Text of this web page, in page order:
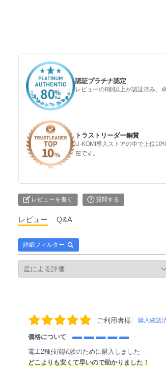
認証プラチナ認定
レビューの8割以上が認証済み。
トラストリーダー銅賞
U-KOMI導入ストアの中で上位
在です。
レビューを書く 質問する
レビュー Q&A
詳細フィルター
ご利用者様 購入確認
価格について
電工2種技能試験のために購入しました
どこよりも安くて早いので助かりました！